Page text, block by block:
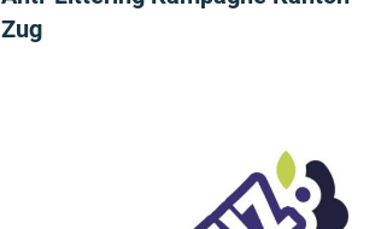
Zug